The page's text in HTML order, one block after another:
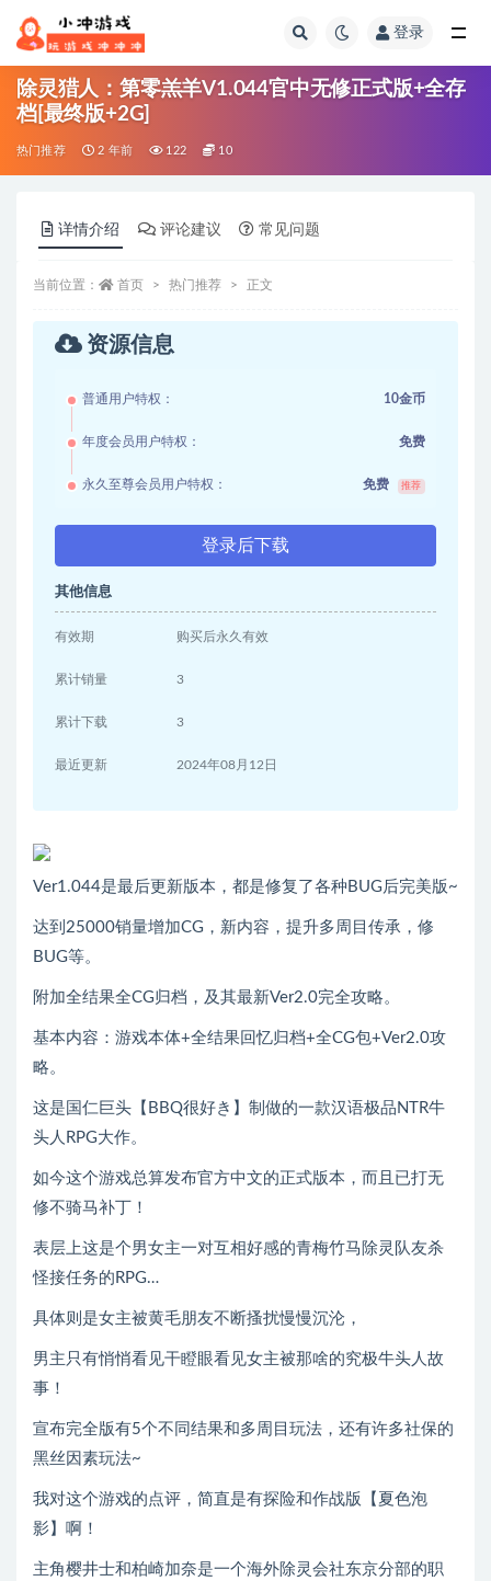
登录
除灵猎人：第零羔羊V1.044官中无修正式版+全存
档[最终版+2G]
热门推荐 2 年前 122 10
详情介绍 评论建议 常见问题
当前位置： 首页 热门推荐 正文
资源信息
普通用户特权： 10金币
年度会员用户特权： 免费
永久至尊会员用户特权： 免费 推荐
登录后下载
其他信息
有效期 购买后永久有效
累计销量 3
累计下载 3
最近更新 2024年08月12日
Ver1.044是最后更新版本，都是修复了各种BUG后完美版~
达到25000销量增加CG，新内容，提升多周目传承，修
BUG等。
附加全结果全CG归档，及其最新Ver2.0完全攻略。
基本内容：游戏本体+全结果回忆归档+全CG包+Ver2.0攻
略。
这是国仁巨头【BBQ很好き】制做的一款汉语极品NTR牛
头人RPG大作。
如今这个游戏总算发布官方中文的正式版本，而且已打无
修不骑马补丁！
表层上这是个男女主一对互相好感的青梅竹马除灵队友杀
怪接任务的RPG…
具体则是女主被黄毛朋友不断搔扰慢慢沉沦，
男主只有悄悄看见干瞪眼看见女主被那啥的究极牛头人故
事！
宣布完全版有5个不同结果和多周目玩法，还有许多社保的
黑丝因素玩法~
我对这个游戏的点评，简直是有探险和作战版【夏色泡
影】啊！
主角樱井士和柏崎加奈是一个海外除灵会社东京分部的职